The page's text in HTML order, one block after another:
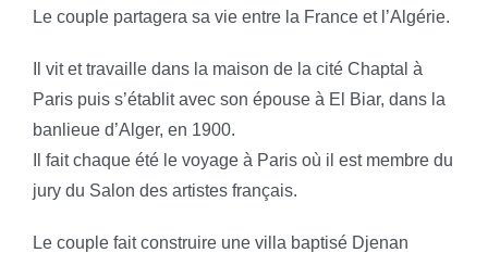
Le couple partagera sa vie entre la France et l’Algérie.
Il vit et travaille dans la maison de la cité Chaptal à
Paris puis s’établit avec son épouse à El Biar, dans la
banlieue d’Alger, en 1900.
Il fait chaque été le voyage à Paris où il est membre du
jury du Salon des artistes français.
Le couple fait construire une villa baptisé Djenan